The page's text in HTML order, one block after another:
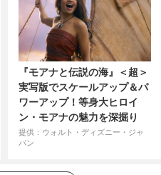
『モアナと伝説の海』＜超＞
実写版でスケールアップ＆パ
ワーアップ！等身大ヒロイ
ン・モアナの魅力を深掘り
提供：ウォルト・ディズニー・ジャ
パン